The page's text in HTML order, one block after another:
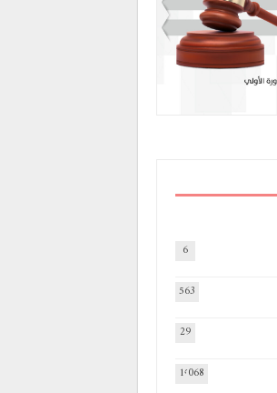
6
563
29
1٬068